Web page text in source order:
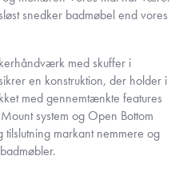
snedker badmøbel end vores
med skuffer i
en konstruktion, der holder i
med gennemtænkte features
system og Open Bottom
markant nemmere og